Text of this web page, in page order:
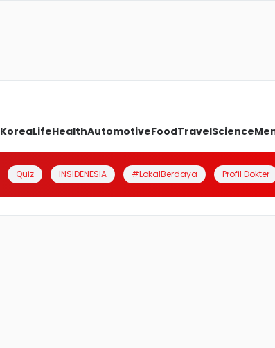
KoreaLifeHealthAutomotiveFoodTravelScience
Quiz INSIDENESIA #LokalBerdaya Profil Dokter